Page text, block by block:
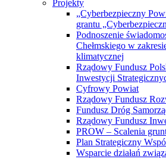
Projekty
„Cyberbezpieczny
grantu
Podnoszenie
Chełmskiego w
klimatycznej
Rządowy Fundusz
Inwestycji
Cyfrowy Powiat
Rządowy Fundusz
Fundusz Dróg
Rządowy Fundusz
PROW – Scalenia
Plan Strategiczny
Wsparcie działań